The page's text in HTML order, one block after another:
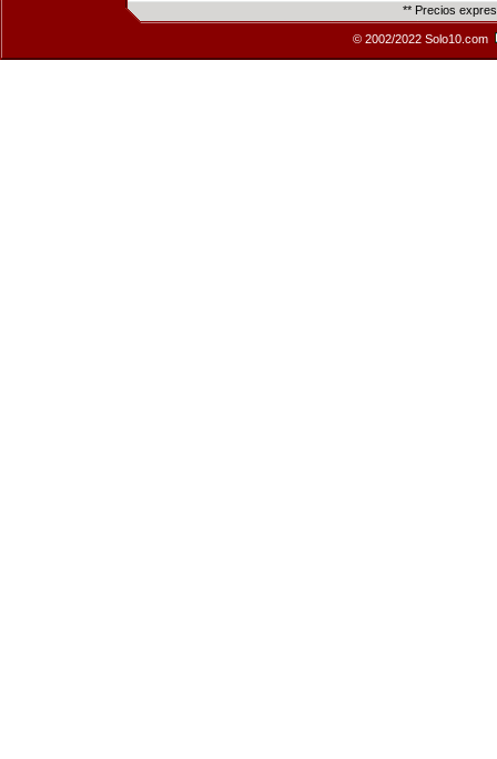
** Precios
© 2002/2022 Solo10.com